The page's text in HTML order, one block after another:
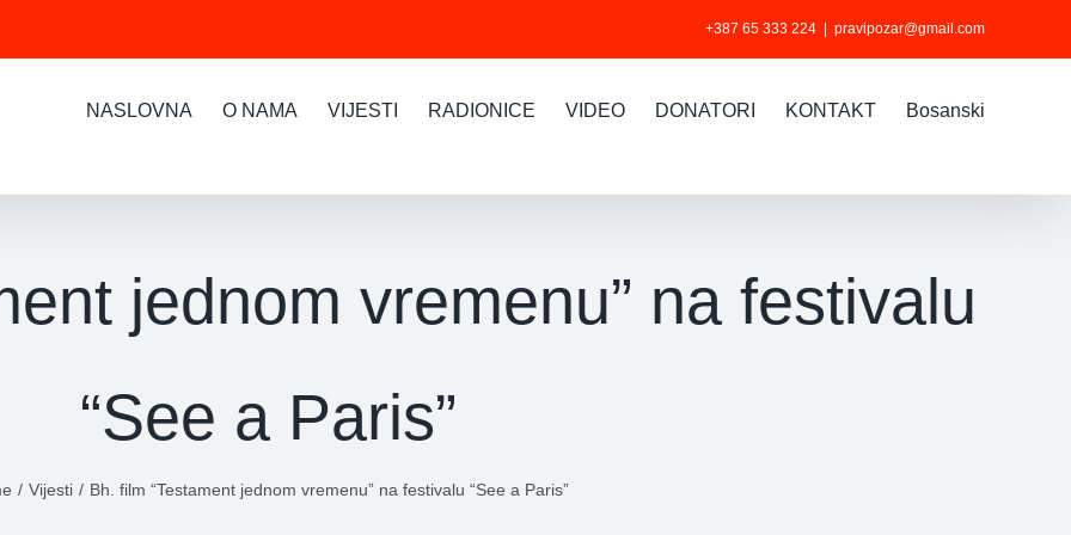
+387 65 333 224 pravipozar@gmail.com
NASLOVNA O NAMA VIJESTI RADIONICE VIDEO DONATORI KONTAKT Bosanski
jednom vremenu” na festivalu
“See a Paris”
Vijesti Bh. film “Testament jednom vremenu” na festivalu “See a Paris”